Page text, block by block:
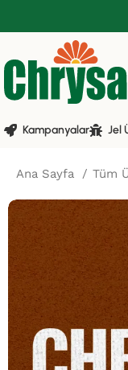
Kampanyalar Jel
Ana Sayfa Tüm